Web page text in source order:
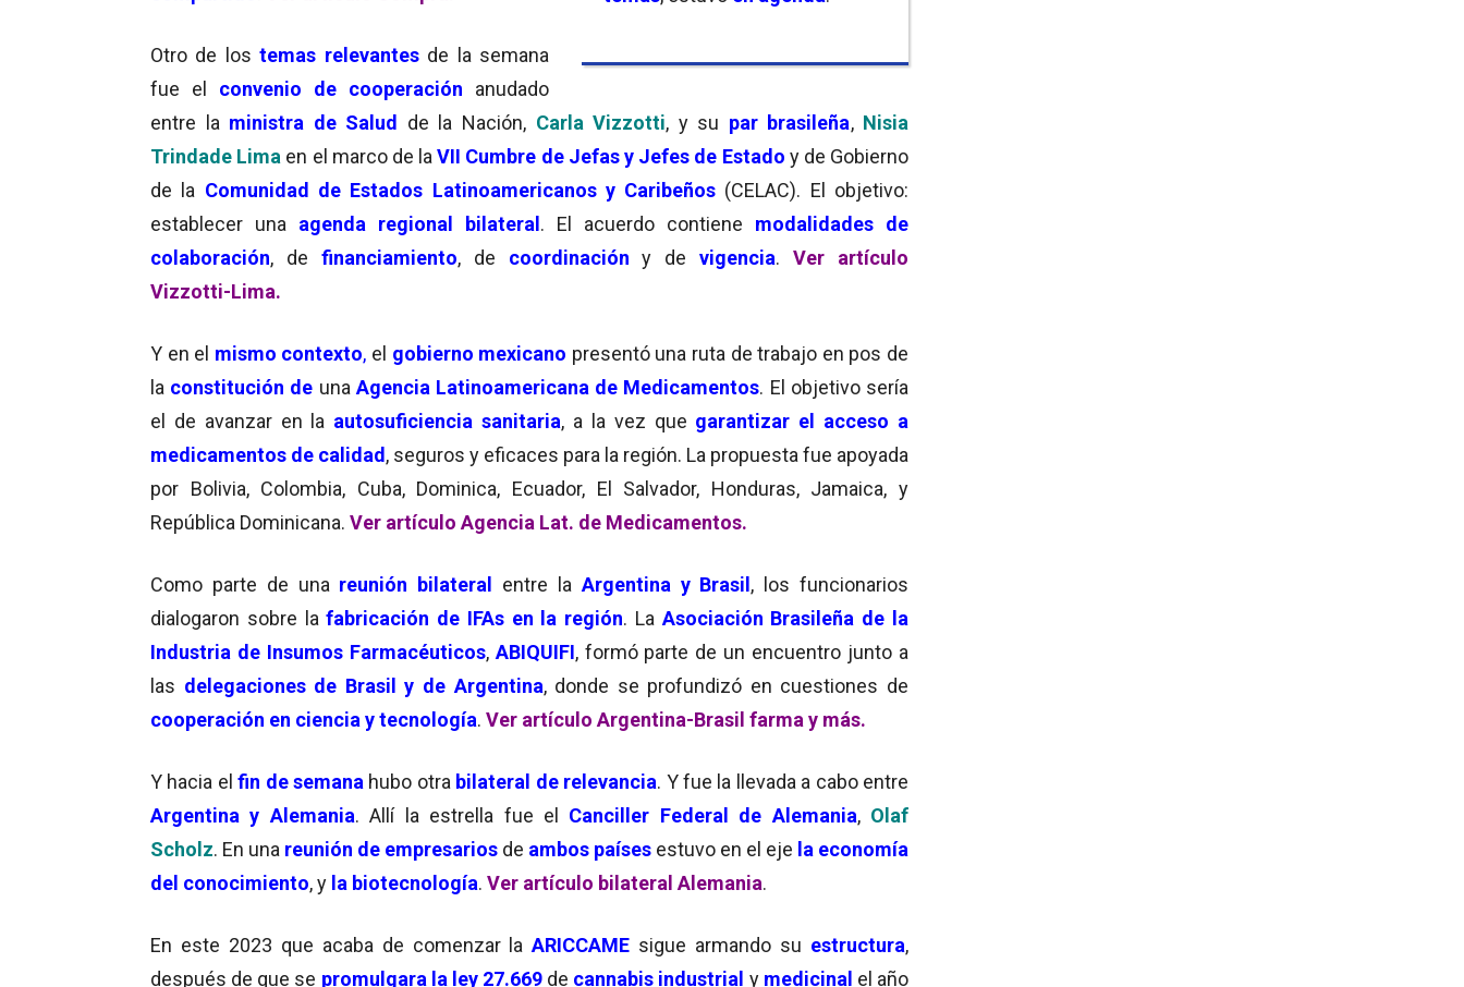
Otro de lostemas relevantesde la semana
fue el convenio de cooperación anudado
entre la ministra de Salud de la Nación, Carla Vizzotti, y su par brasileña, Nisia
Trindade Lima en el marco de la VII Cumbre de Jefas y Jefes de Estado y de Gobierno
de la Comunidad de Estados Latinoamericanos y Caribeños (CELAC). El objetivo:
establecer una
agenda regional bilateral. El acuerdo contiene
modalidades de
colaboración, de financiamiento, de coordinación y de vigencia.Ver artículo
Vizzotti-Lima.
Y en el mismo contexto, el gobierno mexicano presentó una ruta de trabajo en pos de
la constitución de una Agencia Latinoamericana de Medicamentos. El objetivo sería
el de avanzar en la autosuficiencia sanitaria, a la vez que garantizar el acceso a
medicamentos de calidad, seguros y eficaces para la región. La propuesta fue apoyada
por Bolivia, Colombia, Cuba, Dominica, Ecuador, El Salvador, Honduras, Jamaica, y
República Dominicana. Ver artículo Agencia Lat. de Medicamentos.
Como parte de una reunión bilateral entre la Argentina y Brasil, los funcionarios
dialogaron sobre lafabricación de IFAs en la región. La Asociación Brasileña de la
Industria de Insumos Farmacéuticos, ABIQUIFI, formó parte de un encuentro junto a
las delegaciones de Brasil y de Argentina, donde se profundizó en cuestiones de
cooperación en ciencia y tecnología. Ver artículo Argentina-Brasil farma y más.
Y hacia el fin de semana hubo otra bilateral de relevancia. Y fue la llevada a cabo entre
Argentina y Alemania. Allí la estrella fue el Canciller Federal de Alemania, Olaf
Scholz. En una reunión de empresarios de ambos países estuvo en el eje la economía
del conocimiento, y la biotecnología. Ver artículo bilateral Alemania.
En este 2023 que acaba de comenzar laARICCAME sigue armando su estructura,
después de que se promulgara la ley 27.669 de cannabis industrial y medicinal el año